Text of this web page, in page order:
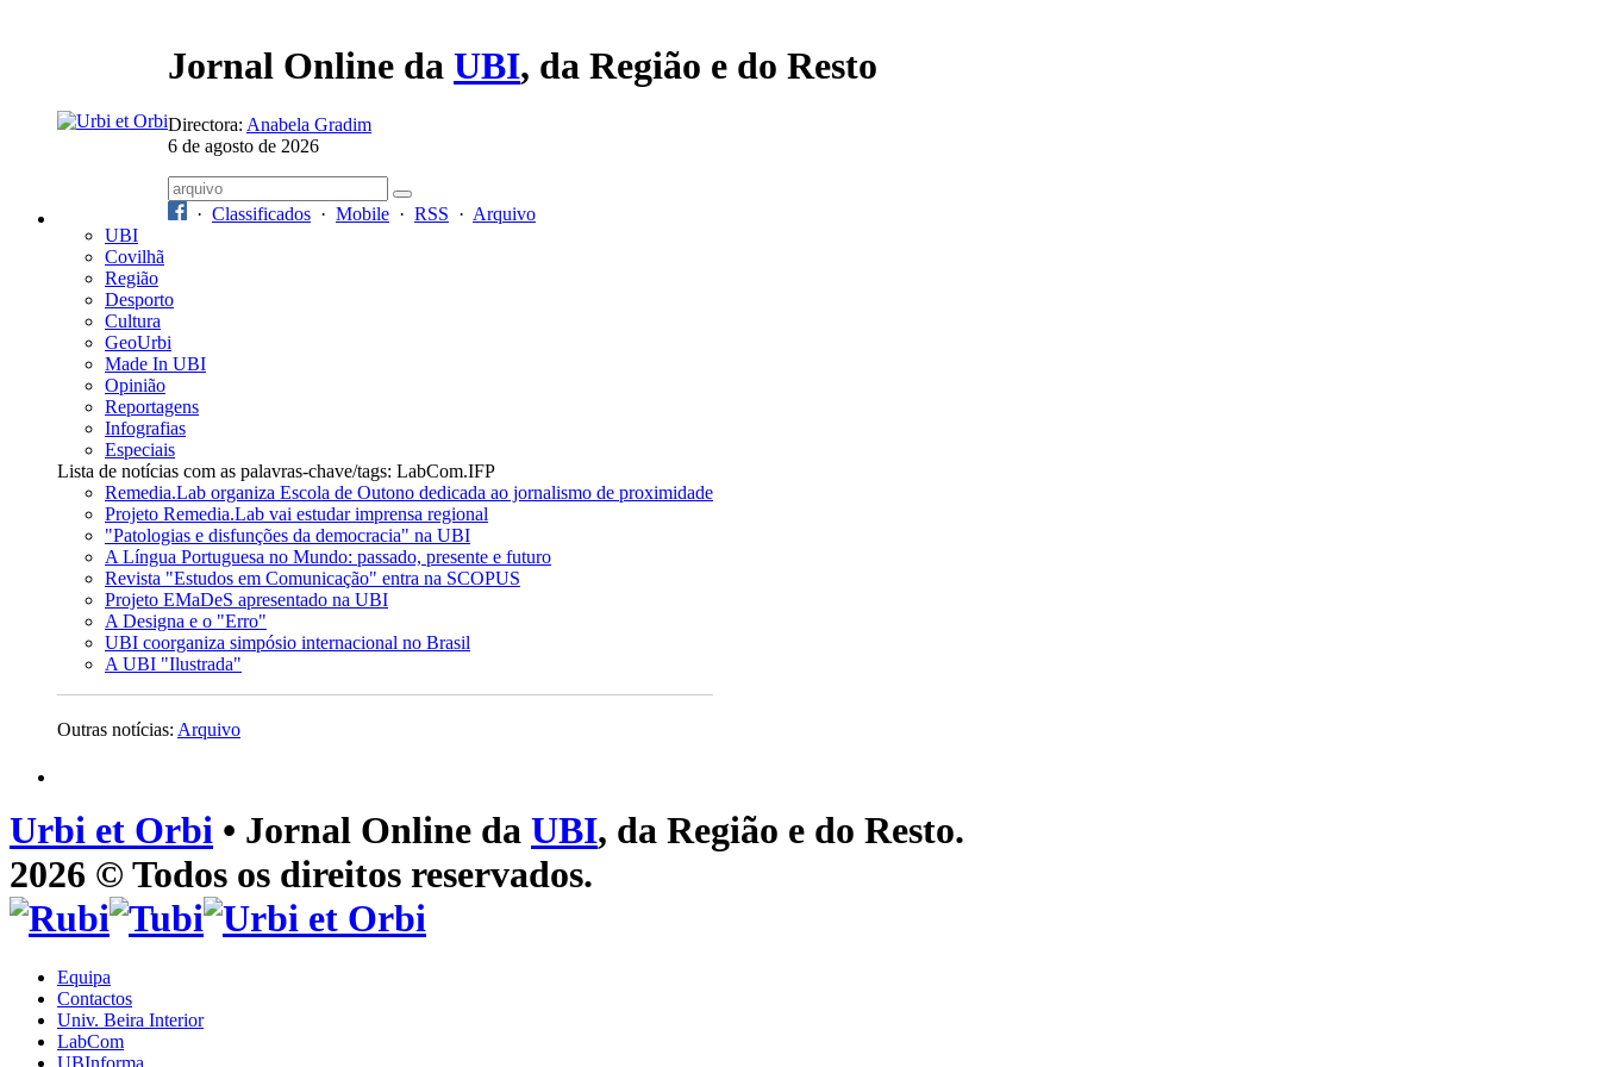
Jornal Online da UBI, da Região e do Resto
Directora: Anabela Gradim
6 de agosto de 2026
· Classificados · Mobile · RSS · Arquivo
UBI
Covilhã
Região
Desporto
Cultura
GeoUrbi
Made In UBI
Opinião
Reportagens
Infografias
Especiais
Lista de notícias com as palavras-chave/tags: LabCom.IFP
Remedia.Lab organiza Escola de Outono dedicada ao jornalismo de proximidade
Projeto Remedia.Lab vai estudar imprensa regional
"Patologias e disfunções da democracia" na UBI
A Língua Portuguesa no Mundo: passado, presente e futuro
Revista "Estudos em Comunicação" entra na SCOPUS
Projeto EMaDeS apresentado na UBI
A Designa e o "Erro"
UBI coorganiza simpósio internacional no Brasil
A UBI "Ilustrada"
Outras notícias: Arquivo
Urbi et Orbi • Jornal Online da UBI, da Região e do Resto.
2026 © Todos os direitos reservados.
Equipa
Contactos
Univ. Beira Interior
LabCom
UBInforma